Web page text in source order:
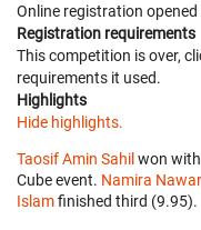
Online registration opened
Registration requirements
This competition is over,
requirements it used.
Highlights
Hide highlights.
Taosif Amin Sahil won
Cube event. Namira Nawar
Islamfinished third (9.95).